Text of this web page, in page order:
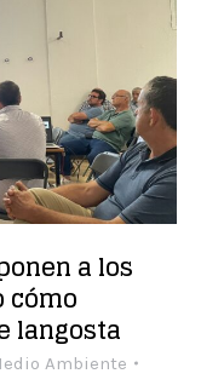
a los
cómo
langosta
Ambiente